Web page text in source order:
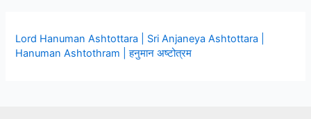
Lord Hanuman Ashtottara | Sri Anjaneya Ashtottara |
Hanuman Ashtothram | हनुमान अष्टोत्रम